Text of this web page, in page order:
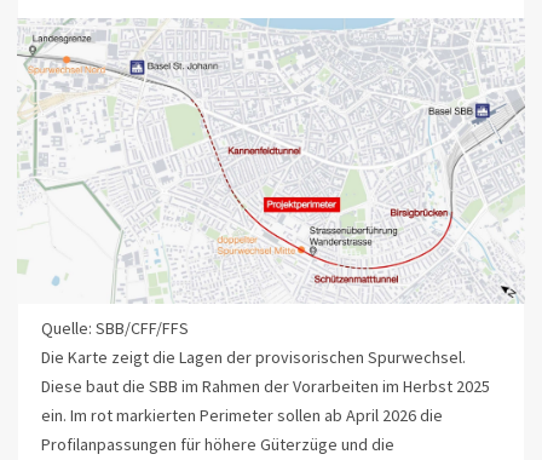
Quelle: SBB/CFF/FFS
Die Karte zeigt die Lagen der provisorischen Spurwechsel.
Diese baut die SBB im Rahmen der Vorarbeiten im Herbst 2025
ein. Im rot markierten Perimeter sollen ab April 2026 die
Profilanpassungen für höhere Güterzüge und die